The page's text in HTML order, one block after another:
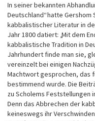
In seiner bekannten
Deutschland“ hatte
kabbalistischer Literatur in
Jahr 1800 datiert: „Mit dem
kabbalistische Tradition in
Jahrhundert finde man sie,
vereinzelt bei einigen
Machtwort gesprochen, das
bestimmend wurde. Die
zu Scholems Feststellungen
Denn das Abbrechen der
keineswegs ihr